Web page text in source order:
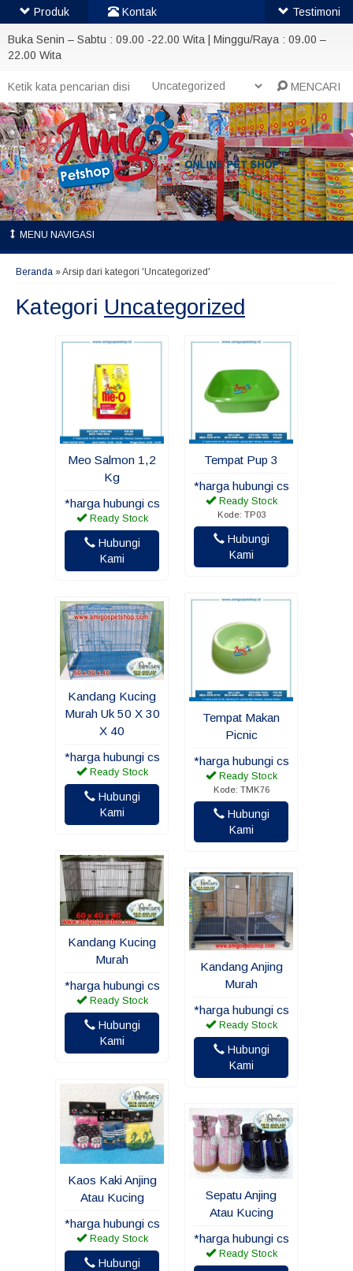
Buka Senin – Sabtu : 09.00 -22.00 Wita | Minggu/Raya : 09.00 –
22.00 Wita
MENCARI
MENU NAVIGASI
Beranda »Arsip dari kategori 'Uncategorized'
Kategori Uncategorized
Meo Salmon 1,2
Kg
*harga hubungi cs
Ready Stock
Hubungi
Kami
Tempat Pup 3
*harga hubungi cs
Ready Stock
Kode: TP03
Hubungi
Kami
Tempat Makan
Picnic
*harga hubungi cs
Ready Stock
Kode: TMK76
Hubungi
Kami
Kandang Kucing
Murah Uk 50 X 30
X 40
*harga hubungi cs
Ready Stock
Hubungi
Kami
Kandang Kucing
Murah
*harga hubungi cs
Ready Stock
Hubungi
Kami
Kandang Anjing
Murah
*harga hubungi cs
Ready Stock
Hubungi
Kami
Kaos Kaki Anjing
Atau Kucing
*harga hubungi cs
Ready Stock
Hubungi
Sepatu Anjing
Atau Kucing
*harga hubungi cs
Ready Stock
Produk Kontak Testimoni